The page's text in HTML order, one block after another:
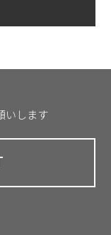
いします